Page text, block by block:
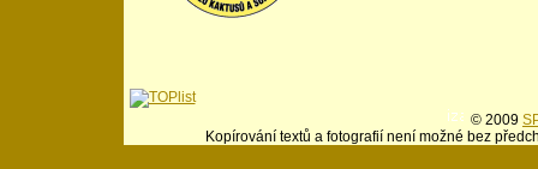
© 2009
Kopírování textů a fotografií není možné bez